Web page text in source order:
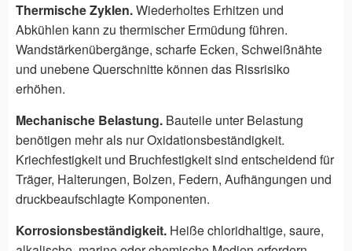
Thermische Zyklen.Wiederholtes Erhitzen und
Abkühlen kann zu thermischer Ermüdung führen.
Wandstärkenübergänge, scharfe Ecken, Schweißnähte
und unebene Querschnitte können das Rissrisiko
erhöhen.
Mechanische Belastung. Bauteile unter Belastung
benötigen mehr als nur Oxidationsbeständigkeit.
Kriechfestigkeit und Bruchfestigkeit sind entscheidend für
Träger, Halterungen, Bolzen, Federn, Aufhängungen und
druckbeaufschlagte Komponenten.
Korrosionsbeständigkeit. Heiße chloridhaltige, saure,